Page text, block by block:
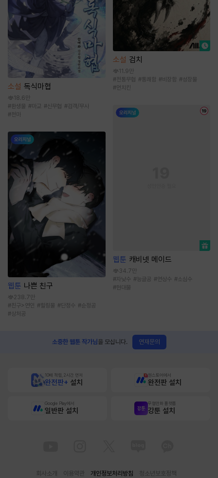
소설 독식마협
18.6만
# 환생물 #마교 #신무협 #검객/무사
#천마
웹툰 나쁜 친구
238.7만
#친구>연인 # 힐링물 #단정수 #순정공
#상처공
소설 검치
11.9만
#전통무협 #통쾌함 #비장함 #성장물
#먼치킨
웹툰 캐비넷 메이드
34.7만
#자낮수 #능글공 #연상수 #소심수
#현대물
소중한 웹툰 작가님을 모십니다. 연재문의
10배 적립, 2시간 먼저
완전판+ 설치
원스토어에서
완전판 설치
Google Play에서
일반판 설치
무협만화 플랫폼
강툰 설치
회사소개 이용약관 개인정보처리방침 청소년보호정책